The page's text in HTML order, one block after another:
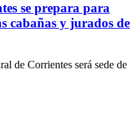
se prepara para
cabañas y jurados de
de Corrientes será sede de